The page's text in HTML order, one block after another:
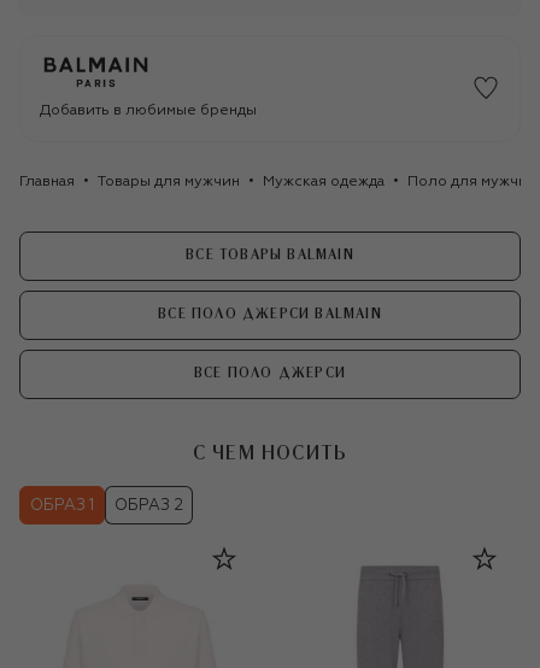
Добавить в любимые бренды
Главная Товары для мужчин Мужская одежда Поло для мужчин
ВСЕ ТОВАРЫ BALMAIN
ВСЕ ПОЛО ДЖЕРСИ BALMAIN
ВСЕ ПОЛО ДЖЕРСИ
С ЧЕМ НОСИТЬ
ОБРАЗ 1 ОБРАЗ 2